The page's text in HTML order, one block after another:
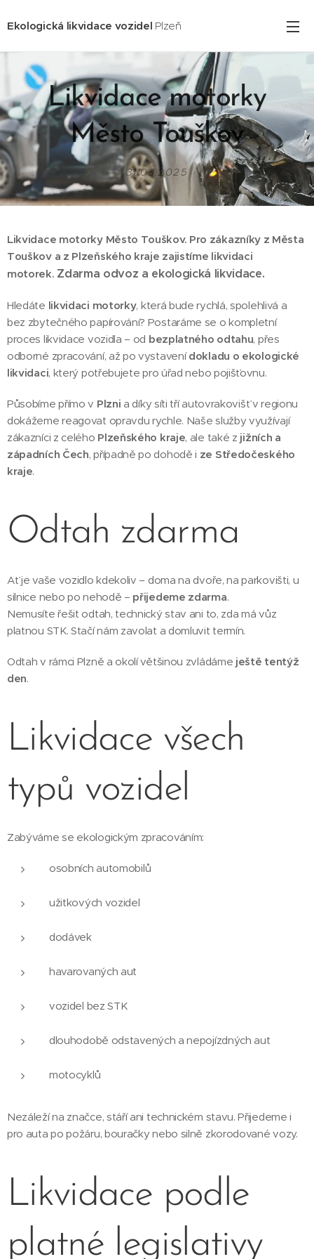
Ekologická likvidace vozidel Plzeň
Likvidace motorky
Město Touškov
31.03.2025
Likvidace motorky Město Touškov. Pro zákazníky z Města
Touškov a z Plzeňského kraje zajistíme likvidaci
motorek. Zdarma odvoz a ekologická likvidace.
Hledáte likvidaci motorky, která bude rychlá, spolehlivá a
bez zbytečného papírování? Postaráme se o kompletní
proces likvidace vozidla – od bezplatného odtahu, přes
odborné zpracování, až po vystavenídokladu o ekologické
likvidaci, který potřebujete pro úřad nebo pojišťovnu.
Působíme přímo v Plzni a díky síti tří autovrakovišť v regionu
dokážeme reagovat opravdu rychle. Naše služby využívají
zákazníci z celého Plzeňského kraje, ale také z jižních a
západních Čech, případně po dohodě i ze Středočeského
kraje.
Odtah zdarma
Ať je vaše vozidlo kdekoliv – doma na dvoře, na parkovišti, u
silnice nebo po nehodě – přijedeme zdarma.
Nemusíte řešit odtah, technický stav ani to, zda má vůz
platnou STK. Stačí nám zavolat a domluvit termín.
Odtah v rámci Plzně a okolí většinou zvládáme ještě tentýž
den.
Likvidace všech
typů vozidel
Zabýváme se ekologickým zpracováním:
osobních automobilů
užitkových vozidel
dodávek
havarovaných aut
vozidel bez STK
dlouhodobě odstavených a nepojízdných aut
motocyklů
Nezáleží na značce, stáří ani technickém stavu. Přijedeme i
pro auta po požáru, bouračky nebo silně zkorodované vozy.
Likvidace podle
platné legislativy